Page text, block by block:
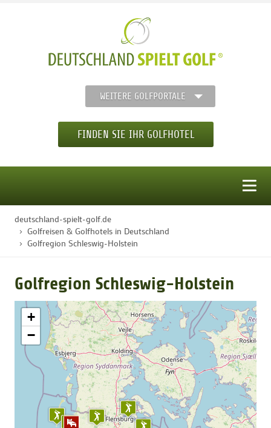
WEITERE GOLFPORTALE
FINDEN SIE IHR GOLFHOTEL
STARTSEITE
GOLFARRANGEMENTS
GOLF CARD
GOLF & WOMO
MALLORCA GOLFWOCHE
deutschland-spielt-golf.de
Golfreisen & Golfhotels in Deutschland
Golfregion Schleswig-Holstein
Golfregion Schleswig-Holstein
+
−